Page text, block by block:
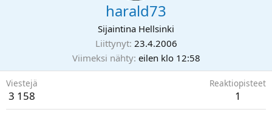
harald73
Sijaintina Hellsinki
Liittynyt 23.4.2006
Viimeksi nähty eilen klo 12:58
Viestejä
3 158
Reaktiopisteet
1